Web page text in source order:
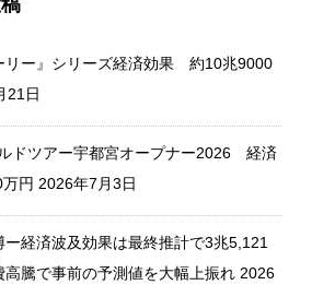
リー』シリーズ経済効果 約10兆9000
21日
ドツアー宇都宮オープナー2026 経済
円 2026年7月3日
ー経済波及効果は最終推計で3兆5,121
高騰で事前の予測値を大幅上振れ 2026